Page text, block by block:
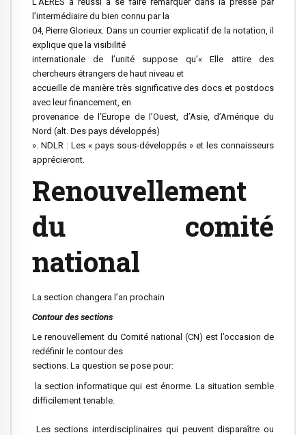
l’intermédiaire du bien connu par la
04, Pierre Glorieux. Dans un courrier explicatif de la notation , il
explique que la visibilité
internationale de l’unité suppose qu’« Elle attire des
chercheurs étrangers de haut niveau et
accueille de manière très significative des docs et postdocs
avec leur financement, en
provenance de l’Europe de l’Ouest, d’Asie, d’Amérique du
Nord (alt. Des pays développés)
». NDLR : Les « pays sous-développés » et les connaisseurs
apprécieront.
Renouvellement
du comité
national
La section changera l’an prochain
Contour des sections
Le renouvellement du Comité national (CN) est l’occasion de
redéfinir le contour des
sections. La question se pose pour:
la section informatique qui est énorme. La situation semble
difficilement tenable.
Les sections interdisciplinaires qui peuvent disparaître ou